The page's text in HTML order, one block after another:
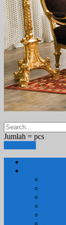
Jumlah = pcs